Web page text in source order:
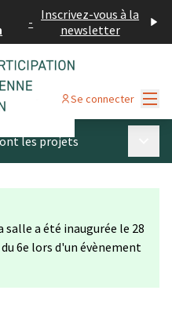
- Inscrivez-vous à la
newsletter
Se connecter
les projets
a été inaugurée le 28
6e lors d'un évènement